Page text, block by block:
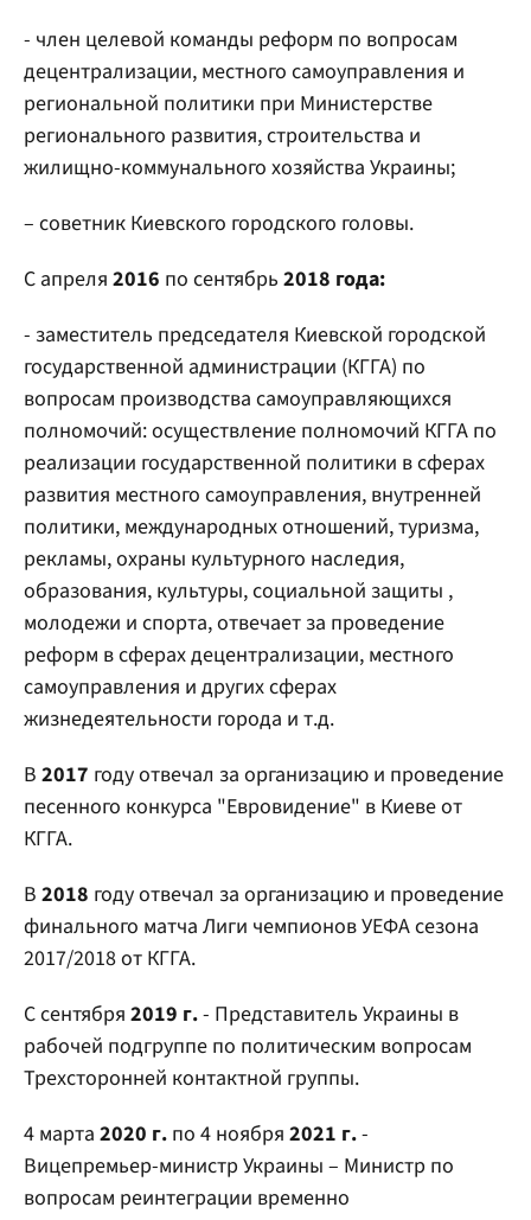
- член целевой команды реформ по вопросам
децентрализации, местного самоуправления и
региональной политики при Министерстве
регионального развития, строительства и
жилищно-коммунального хозяйства Украины;
– советник Киевского городского головы.
С апреля 2016 по сентябрь 2018 года:
- заместитель председателя Киевской городской
государственной администрации (КГГА) по
вопросам производства самоуправляющихся
полномочий: осуществление полномочий КГГА по
реализации государственной политики в сферах
развития местного самоуправления, внутренней
политики, международных отношений, туризма,
рекламы, охраны культурного наследия,
образования, культуры, социальной защиты ,
молодежи и спорта, отвечает за проведение
реформ в сферах децентрализации, местного
самоуправления и других сферах
жизнедеятельности города и т.д.
В 2017 году отвечал за организацию и проведение
песенного конкурса "Евровидение" в Киеве от
КГГА.
В 2018 году отвечал за организацию и проведение
финального матча Лиги чемпионов УЕФА сезона
2017/2018 от КГГА.
С сентября 2019 г.- Представитель Украины в
рабочей подгруппе по политическим вопросам
Трехсторонней контактной группы.
4 марта 2020 г. по 4 ноября 2021 г.-
Вицепремьер-министр Украины – Министр по
вопросам реинтеграции временно